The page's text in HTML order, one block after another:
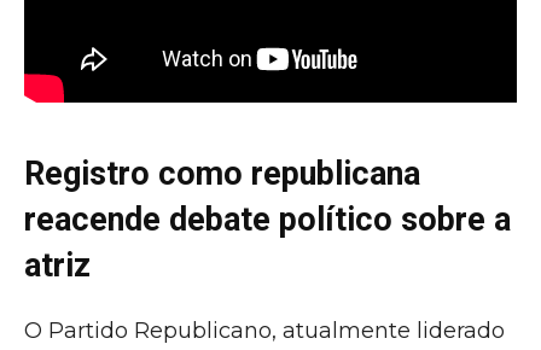
Registro como republicana
reacende debate político sobre a
atriz
O Partido Republicano, atualmente liderado